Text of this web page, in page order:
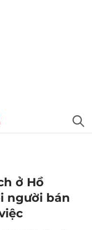
ở Hồ
người bán